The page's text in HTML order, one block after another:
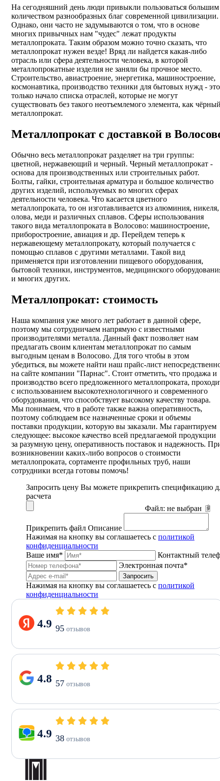
На сегодняшний день люди привыкли пользоваться большим
количеством разнообразных благ современной цивилизации.
Однако, они часто не задумываются о том, что в основе
многих привычных нам "чудес" лежат продукты
металлопроката. Таким образом можно точно сказать, что
металлопрокат нужен везде! Вряд ли найдется какая-либо
отрасль или сфера деятельности человека, в которой
металлопрокатные изделия не заняли бы прочное место.
Строительство, авиастроение, энергетика, машиностроение,
космонавтика, производство техники для бытовых нужд - это
только начало списка отраслей, которые не могут
существовать без такого неотъемлемого элемента, как
металлопрокат.
Металлопрокат с доставкой в
Обычно весь металлопрокат разделяет на три группы:
цветной, нержавеющий и черный. Черный металлопрокат -
основа для производственных или строительных работ.
Болты, гайки, строительная арматура и большое количество
других изделий, используемых во многих сферах
деятельности человека. Что касается цветного
металлопроката, то он изготавливается из алюминия, никеля,
олова, меди и различных сплавов. Сферы использования
такого вида металлопроката в Волосово: машиностроение,
приборостроение, авиация и др. Перейдем теперь к
нержавеющему металлопрокату, который получается с
помощью сплавов с другими металлами. Такой вид
применяется при изготовлении пищевого оборудования,
бытовой техники, инструментов, медицинского
и многих других.
Металлопрокат: стоимость
Наша компания уже много лет работает в данной сфере,
поэтому мы сотрудничаем напрямую с известными
производителями металла. Данный факт позволяет нам
предлагать своим клиентам металлопрокат по самым
выгодным ценам в Волосово. Для того чтобы в этом
убедиться, вы можете найти наш прайс-лист
на сайте компании "Парнас". Стоит отметить, что продажа и
производство всего предложенного металлопроката,
с использованием высокотехнологичного и современного
оборудования, что способствует высокому качеству товара.
Мы понимаем, что в работе также важна оперативность,
поэтому соблюдаем все назначенные сроки и объемы
поставки продукции, которую вы заказали. Мы гарантируем
следующее: высокое качество всей предлагаемой продукции
за разумную цену, оперативность поставок и надежность.
возникновении каких-либо вопросов о стоимости
металлопроката, сортаменте профильных труб, наши
сотрудники всегда готовы помочь!
Запросить цену Вы можете прикрепить спецификацию
расчета
Файл: не выбран
Прикрепить файл Описание
Нажимая на кнопку вы соглашаетесь с политикой
конфиденциальности
Ваше имя*
Контактный
Электронная почта*
Запросить
Нажимая на кнопку вы соглашаетесь с политикой
конфиденциальности
4.9 95 отзывов
4.8 57 отзывов
4.9 38 отзывов